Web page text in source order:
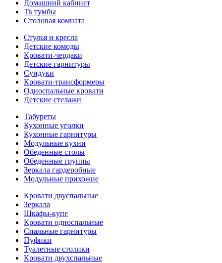
Домашний кабинет
Тв тумбы
Столовая комната
Стулья и кресла
Детские комоды
Кровати-чердаки
Детские гарнитуры
Сундуки
Кровати-трансформеры
Односпальные кровати
Детские стелажи
Табуреты
Кухонные уголки
Кухонные гарнитуры
Модульные кухни
Обеденные столы
Обеденные группы
Зеркала гардеробные
Модульные прихожие
Кровати двуспальные
Зеркала
Шкафы-купе
Кровати односпальные
Спальные гарнитуры
Пуфики
Туалетные столики
Кровати двухспальные